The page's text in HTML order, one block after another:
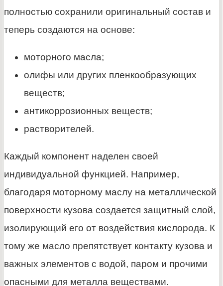
полностью сохранили оригинальный состав и
теперь создаются на основе:
моторного масла;
олифы или других пленкообразующих
веществ;
антикоррозионных веществ;
растворителей.
Каждый компонент наделен своей
индивидуальной функцией. Например,
благодаря моторному маслу на металлической
поверхности кузова создается защитный слой,
изолирующий его от воздействия кислорода. К
тому же масло препятствует контакту кузова и
важных элементов с водой, паром и прочими
опасными для металла веществами.